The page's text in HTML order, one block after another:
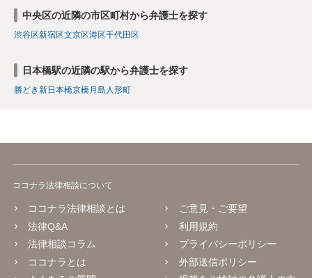
中央区の近隣の市区町村から弁護士を探す
渋谷区新宿区文京区港区千代田区
日本橋駅の近隣の駅から弁護士を探す
勝どき新日本橋京橋月島 人形町
ココナラ法律相談について
ココナラ法律相談とは
法律Q&A
法律相談コラム
ココナラとは
ご意見・ご要望
利用規約
プライバシーポリシー
外部送信ポリシー